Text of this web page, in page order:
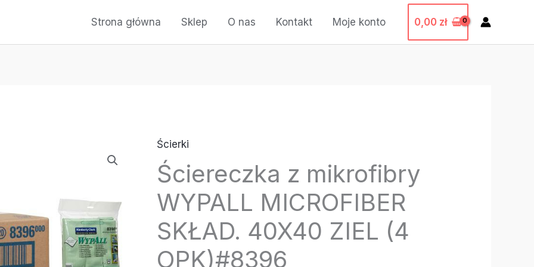
Strona główna Sklep O nas Kontakt Moje konto 0,00 zł
Ścierki
Ściereczka z mikrofibry
WYPALL MICROFIBER
SKŁAD. 40X40 ZIEL (4
OPK)#8396